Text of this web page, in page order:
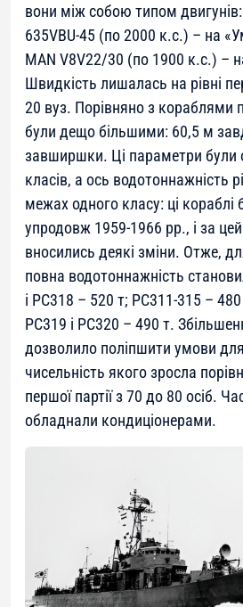
вони між собою типом
635VBU-45 (по 2000 к.с.) – на
MAN V8V22/30 (по 1900 к.с.) –
Швидкість лишалась на рівні
20 вуз. Порівняно з кораблями
були дещо більшими: 60,5 м
завширшки. Ці параметри були
класів, а ось водотоннажність
межах одного класу: ці кораблі
упродовж 1959-1966 рр., і за
вносились деякі зміни. Отже,
повна водотоннажність
і РС318 – 520 т; РС311-315 –
РС319 і РС320 – 490 т.
дозволило поліпшити умови
чисельність якого зросла
першої партії з 70 до 80 осіб.
обладнали кондиціонерами.